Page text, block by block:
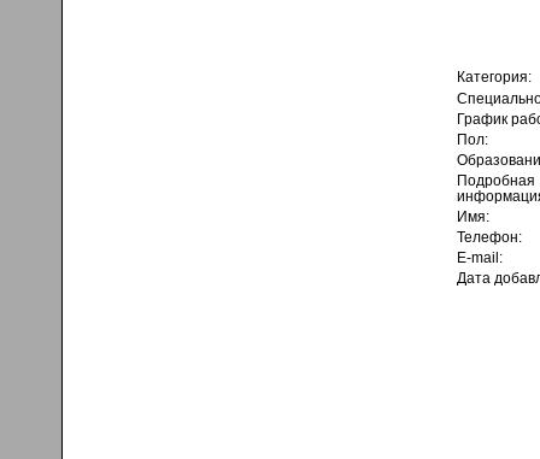
Категория:
График
Пол:
Подробная
Имя:
Телефон:
E-mail:
Дата